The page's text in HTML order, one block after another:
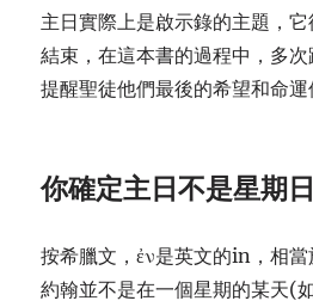
主日實際上是啟示錄的主題，
結束，在這本書的過程中，多
提醒聖徒他們最後的希望和命運
你確定主日不是星期
按希臘文，ἐν是英文的in，相當
約翰並不是在一個星期的某天(